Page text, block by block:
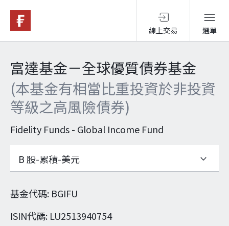
線上交易 選單
基金與配息
永續投資
投資洞見
投資解決方案
關於富達
富達基金－全球優質債券基金
(本基金有相當比重投資於非投資
等級之高風險債券)
Fidelity Funds - Global Income Fund
基金代碼: BGIFU
ISIN代碼: LU2513940754